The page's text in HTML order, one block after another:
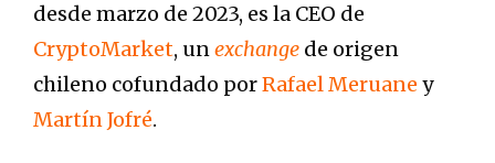
desde marzo de 2023, es la CEO de
CryptoMarket, unexchange de origen
chileno cofundado porRafael Meruane y
Martín Jofré.